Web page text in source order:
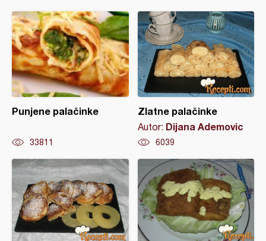
Punjene palačinke
33811
Zlatne palačinke
Autor: Dijana Ademovic
6039